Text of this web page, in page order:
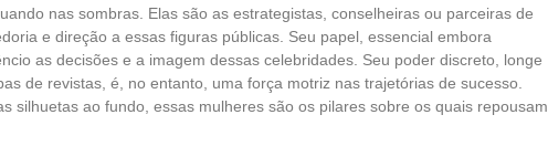
nas sombras. Elas são as estrategistas, conselheiras ou parceiras de
e direção a essas figuras públicas. Seu papel, essencial embora
as decisões e a imagem dessas celebridades. Seu poder discreto, longe
de revistas, é, no entanto, uma força motriz nas trajetórias de sucesso.
silhuetas ao fundo, essas mulheres são os pilares sobre os quais repousam